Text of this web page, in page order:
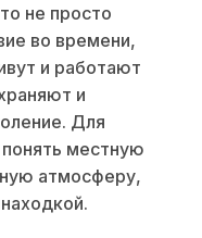
не просто
во времени,
и работают
и
Для
местную
атмосферу,